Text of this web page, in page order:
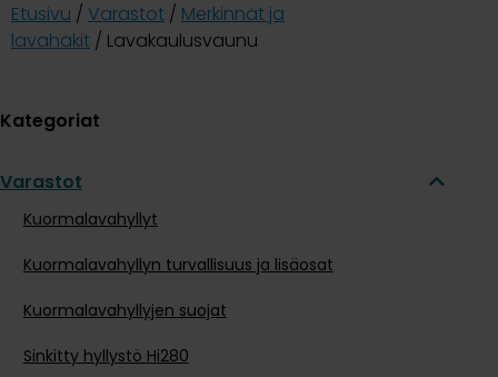
Etusivu / Varastot / Merkinnät ja
lavahäkit / Lavakaulusvaunu
Kategoriat
Varastot
Kuormalavahyllyt
Kuormalavahyllyn turvallisuus ja lisäosat
Kuormalavahyllyjen suojat
Sinkitty hyllystö Hi280